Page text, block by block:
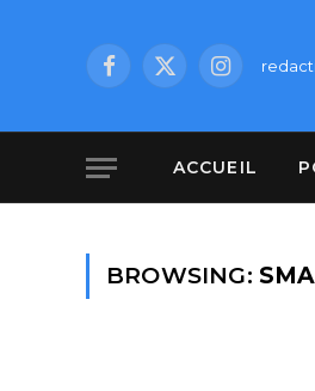
Facebook
X
Instagram
ACCUEIL
BROWSING: